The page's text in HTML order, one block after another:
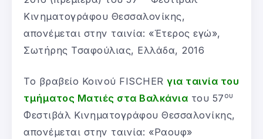
Κινηματογράφου Θεσσαλονίκης,
απονέμεται στην ταινία: «Έτερος εγώ»,
Σωτήρης Τσαφούλιας, Ελλάδα, 2016
Το βραβείο Κοινού FISCHER για ταινία του
τμήματος Ματιές στα Βαλκάνια του 57 ου
Φεστιβάλ Κινηματογράφου Θεσσαλονίκης,
απονέμεται στην ταινία: «Ραουφ»